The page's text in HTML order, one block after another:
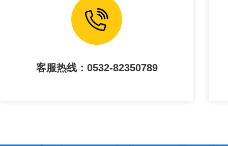
客服热线：0532-82350789